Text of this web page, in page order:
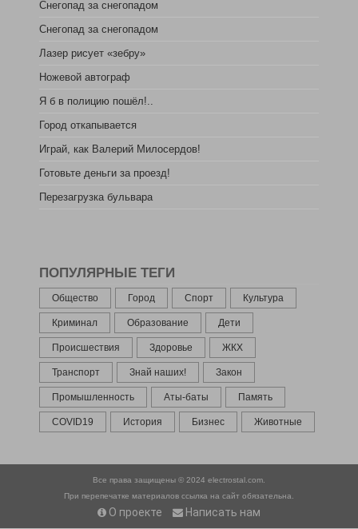
Снегопад за снегопадом
Снегопад за снегопадом
Лазер рисует «зебру»
Ножевой автограф
Я б в полицию пошёл!..
Город откапывается
Играй, как Валерий Милосердов!
Готовьте деньги за проезд!
Перезагрузка бульвара
ПОПУЛЯРНЫЕ ТЕГИ
Общество Город Спорт Культура
Криминал Образование Дети
Происшествия Здоровье ЖКХ
Транспорт Знай наших! Закон
Промышленность Аты-баты Память
COVID19 История Бизнес Животные
Все права защищены © 2024 electrostal.com.
При перепечатке материалов ссылка на сайт обязательна.
О проекте Написать нам